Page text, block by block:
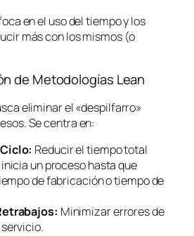
en el uso del tiempo y los
más con los mismos (o
de Metodologías Lean
eliminar el «despilfarro»
Se centra en:
Reducir el tiempo total
un proceso hasta que
de fabricación o tiempo de
Minimizar errores de